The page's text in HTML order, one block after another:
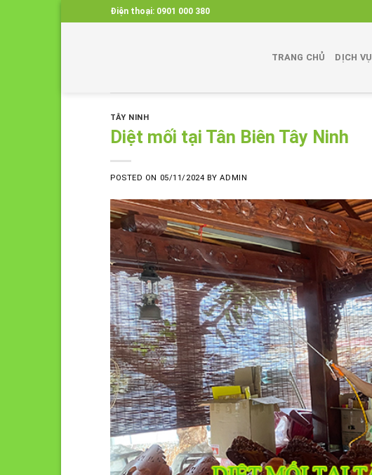
to
Điện thoại: 0901 000 380
TRANG CHỦ DỊCH VỤ
TÂY NINH
Diệt mối tại Tân Biên Tây Ninh
POSTED ON 05/11/2024 BYADMIN